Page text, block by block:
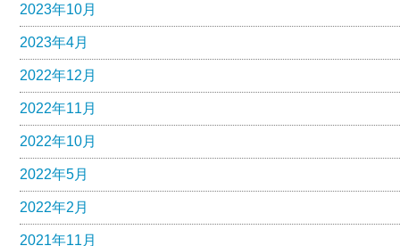
2023年10月
2023年4月
2022年12月
2022年11月
2022年10月
2022年5月
2022年2月
2021年11月